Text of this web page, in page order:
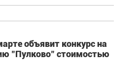
объявит конкурс на
"Пулково" стоимостью